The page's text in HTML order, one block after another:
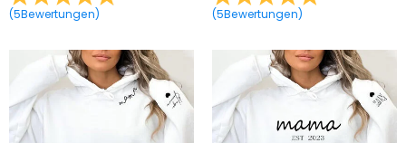
(5Bewertungen) (5Bewertungen)